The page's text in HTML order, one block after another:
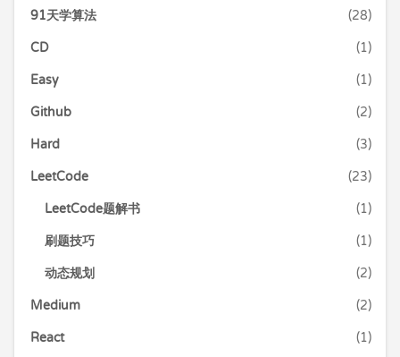
91天学算法 (28)
CD (1)
Easy (1)
Github (2)
Hard (3)
LeetCode (23)
LeetCode题解书 (1)
刷题技巧 (1)
动态规划 (2)
Medium (2)
React (1)